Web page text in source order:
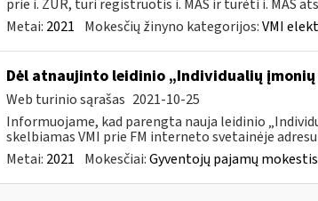
prie i. ŽUR, turi registruotis i. MAS ir turėti i. MAS
Metai: 2021 Mokesčių žinyno kategorijos:VMI
Dėl atnaujinto leidinio „Individualių
Web turinio sąrašas 2021-10-25
Informuojame, kad parengta nauja leidinio
skelbiamas VMI prie FM interneto svetainėje
Metai: 2021 Mokesčiai:Gyventojų pajamų mokestis